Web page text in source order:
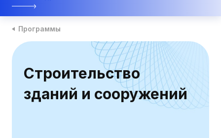
Программы
Строительство
зданий и сооружений